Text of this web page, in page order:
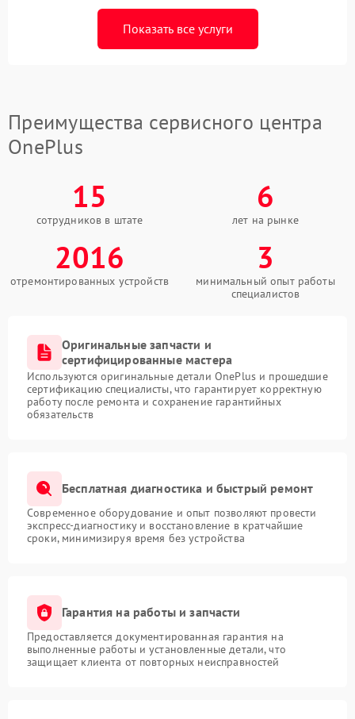
Показать все услуги
Преимущества сервисного центра
OnePlus
15
сотрудников в штате
6
лет на рынке
2016
отремонтированных устройств
3
минимальный опыт работы
специалистов
Оригинальные запчасти и
сертифицированные мастера
Используются оригинальные детали OnePlus и прошедшие
сертификацию специалисты, что гарантирует корректную
работу после ремонта и сохранение гарантийных
обязательств
Бесплатная диагностика и быстрый ремонт
Современное оборудование и опыт позволяют провести
экспресс-диагностику и восстановление в кратчайшие
сроки, минимизируя время без устройства
Гарантия на работы и запчасти
Предоставляется документированная гарантия на
выполненные работы и установленные детали, что
защищает клиента от повторных неисправностей